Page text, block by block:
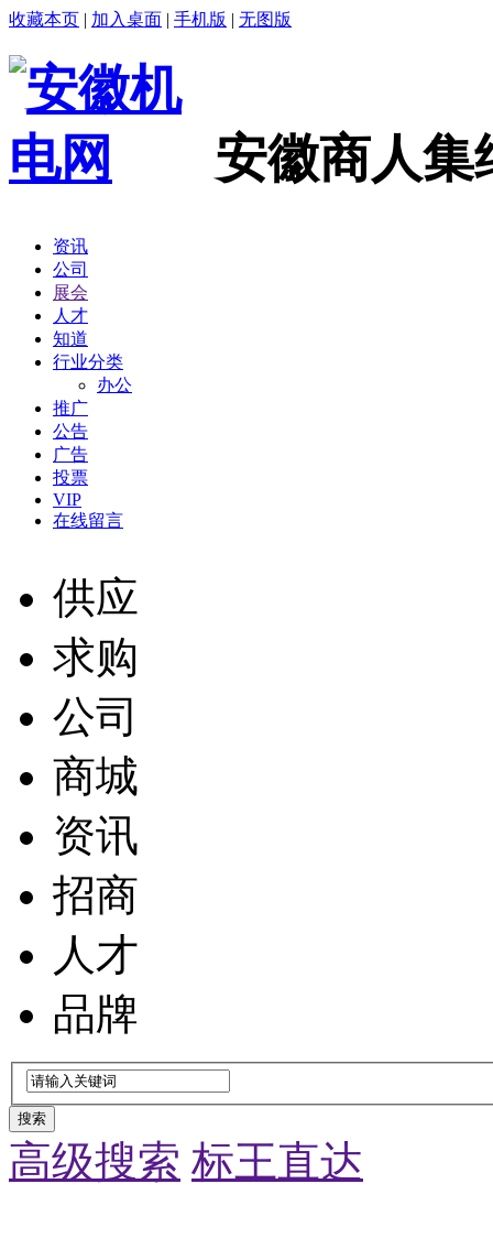
收藏本页 | 加入桌面 | 手机版 | 无图版
安徽商人集
资讯
公司
展会
人才
知道
行业分类
办公
推广
公告
广告
投票
VIP
在线留言
供应
求购
公司
商城
资讯
招商
人才
品牌
搜索
高级搜索 标王直达